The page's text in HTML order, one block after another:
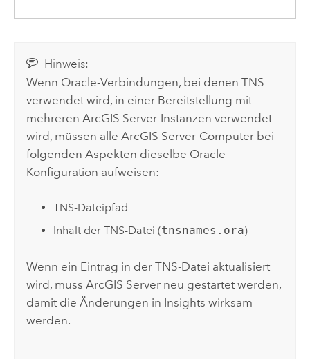
Hinweis:
Wenn Oracle-Verbindungen, bei denen TNS
verwendet wird, in einer Bereitstellung mit
mehrerenArcGIS Server-Instanzen verwendet
wird, müssen alleArcGIS Server-Computer bei
folgenden Aspekten dieselbe Oracle-
Konfiguration aufweisen:
TNS-Dateipfad
Inhalt der TNS-Datei (tnsnames.ora)
Wenn ein Eintrag in der TNS-Datei aktualisiert
wird, mussArcGIS Server neu gestartet werden,
damit die Änderungen in Insights wirksam
werden.